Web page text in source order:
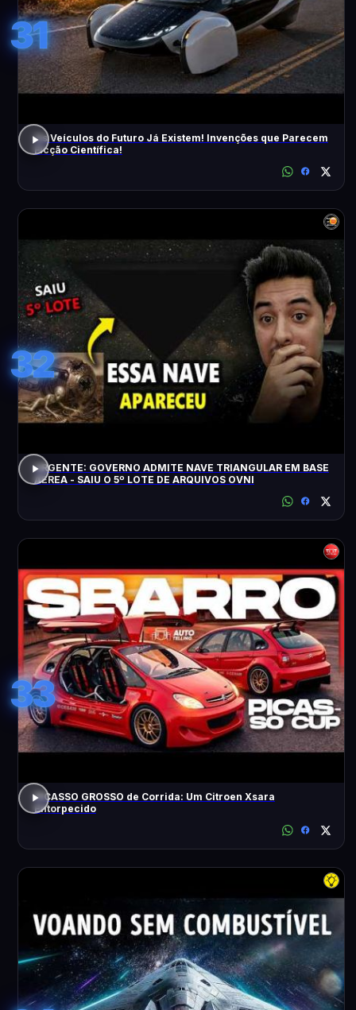
31
Os Veículos do Futuro Já Existem! Invenções que Parecem
Ficção Científica!
32
URGENTE: GOVERNO ADMITE NAVE TRIANGULAR EM BASE
AÉREA - SAIU O 5º LOTE DE ARQUIVOS OVNI
33
PICASSO GROSSO de Corrida: Um Citroen Xsara
Entorpecido